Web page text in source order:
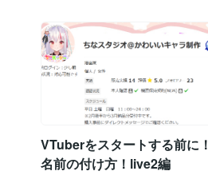
VTuberをスタートする前に！
名前の付け方！live2編